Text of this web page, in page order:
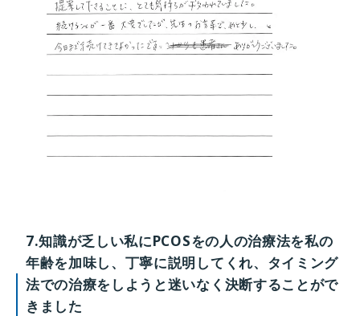
7.知識が乏しい私にPCOSをの人の治療法を私の
年齢を加味し、丁寧に説明してくれ、タイミング
法での治療をしようと迷いなく決断することがで
きました